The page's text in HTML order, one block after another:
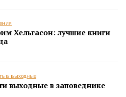
Хельгасон: лучшие книги
в выходные
выходные в заповеднике